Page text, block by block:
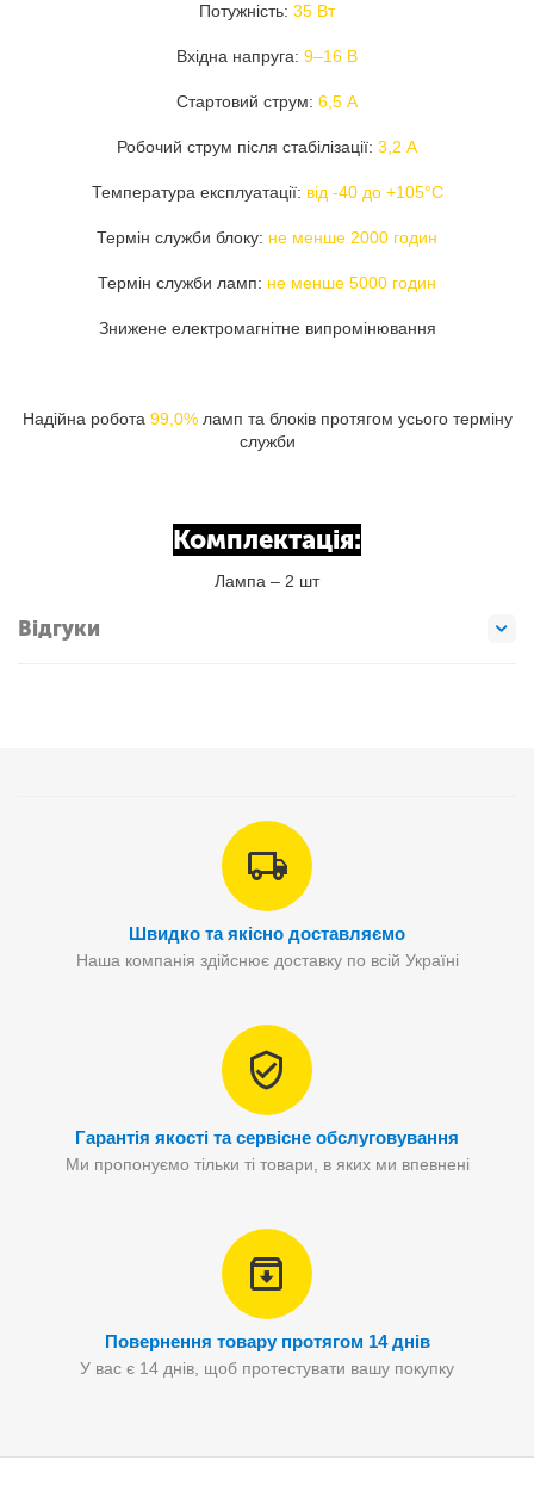
Потужність: 35 Вт
Вхідна напруга: 9–16 В
Стартовий струм: 6,5 А
Робочий струм після стабілізації: 3,2 А
Температура експлуатації: від -40 до +105°C
Термін служби блоку: не менше 2000 годин
Термін служби ламп: не менше 5000 годин
Знижене електромагнітне випромінювання
Надійна робота 99,0%ламп та блоків протягом усього терміну
служби
Комплектація:
Лампа – 2 шт
Відгуки
Швидко та якісно доставляємо
Наша компанія здійснює доставку по всій Україні
Гарантія якості та сервісне обслуговування
Ми пропонуємо тільки ті товари, в яких ми впевнені
Повернення товару протягом 14 днів
У вас є 14 днів, щоб протестувати вашу покупку